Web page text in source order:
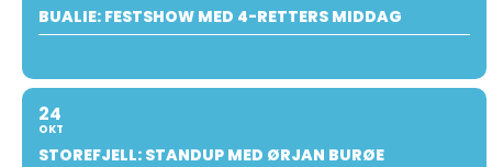
BUALIE: FESTSHOW MED 4-RETTERS MIDDAG
24
OKT
STOREFJELL: STANDUP MED ØRJAN BURØE